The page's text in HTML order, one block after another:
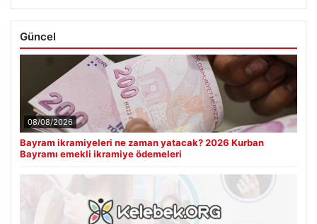
Güncel
08/08/2026
Bayram ikramiyeleri ne zaman yatacak? 2026 Kurban
Bayramı emekli ikramiye ödemeleri